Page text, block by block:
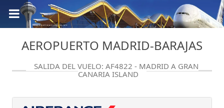
AEROPUERTO MADRID-BARAJAS
SALIDA DEL VUELO: AF4822 - MADRID A GRAN
CANARIA ISLAND